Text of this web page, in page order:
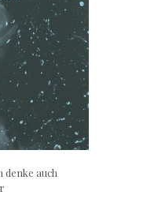
auch